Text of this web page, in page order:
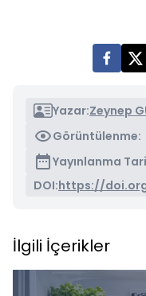
Yazar:Zeynep
Görüntülenme:
Yayınlanma
DOI:https://
İlgili İçerikler